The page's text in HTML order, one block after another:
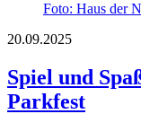
Foto: Haus der
20.09.2025
Spiel und
Parkfest